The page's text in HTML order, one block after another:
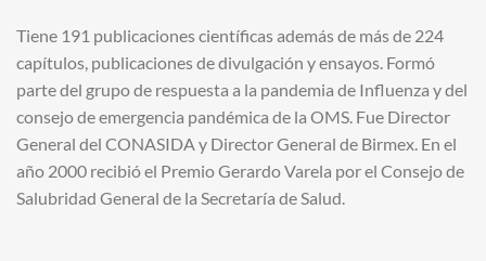
Tiene 191 publicaciones científicas además de más de 224
capítulos, publicaciones de divulgación y ensayos. Formó
parte del grupo de respuesta a la pandemia de Influenza y del
consejo de emergencia pandémica de la OMS. Fue Director
General del CONASIDA y Director General de Birmex. En el
año 2000 recibió el Premio Gerardo Varela por el Consejo de
Salubridad General de la Secretaría de Salud.